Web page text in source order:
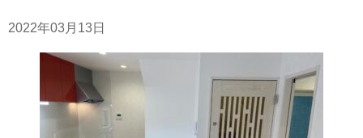
2022年03月13日